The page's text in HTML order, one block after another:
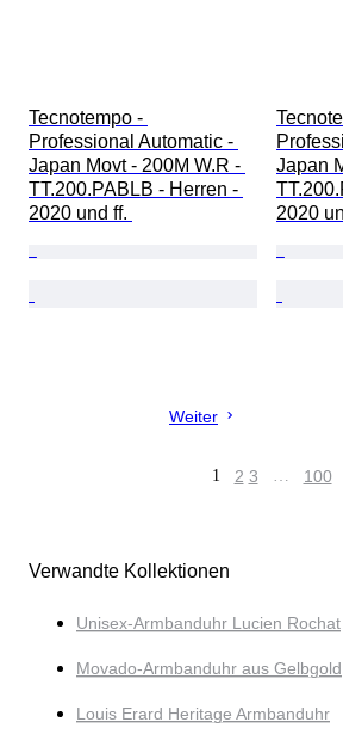
Tecnotempo -
Professional Automatic -
Japan Movt - 200M W.R -
TT.200.PABLB - Herren -
2020 und ff.
Japan
2020
Weiter
1 2 3 … 100
Verwandte Kollektionen
Unisex-Armbanduhr Lucien Rochat
Movado-Armbanduhr aus Gelbgold
Louis Erard Heritage Armbanduhr